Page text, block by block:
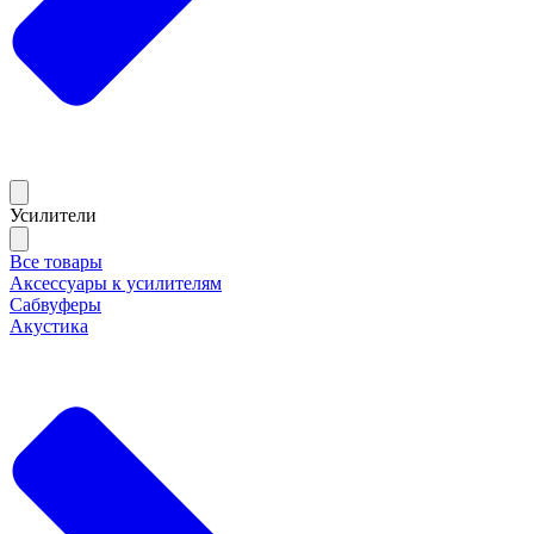
Усилители
Все товары
Аксессуары к усилителям
Сабвуферы
Акустика